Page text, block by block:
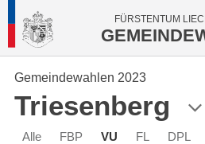
FÜRSTENTUM
Gemeindewahlen 2023
Triesenberg
Alle FBP VU FL DPL